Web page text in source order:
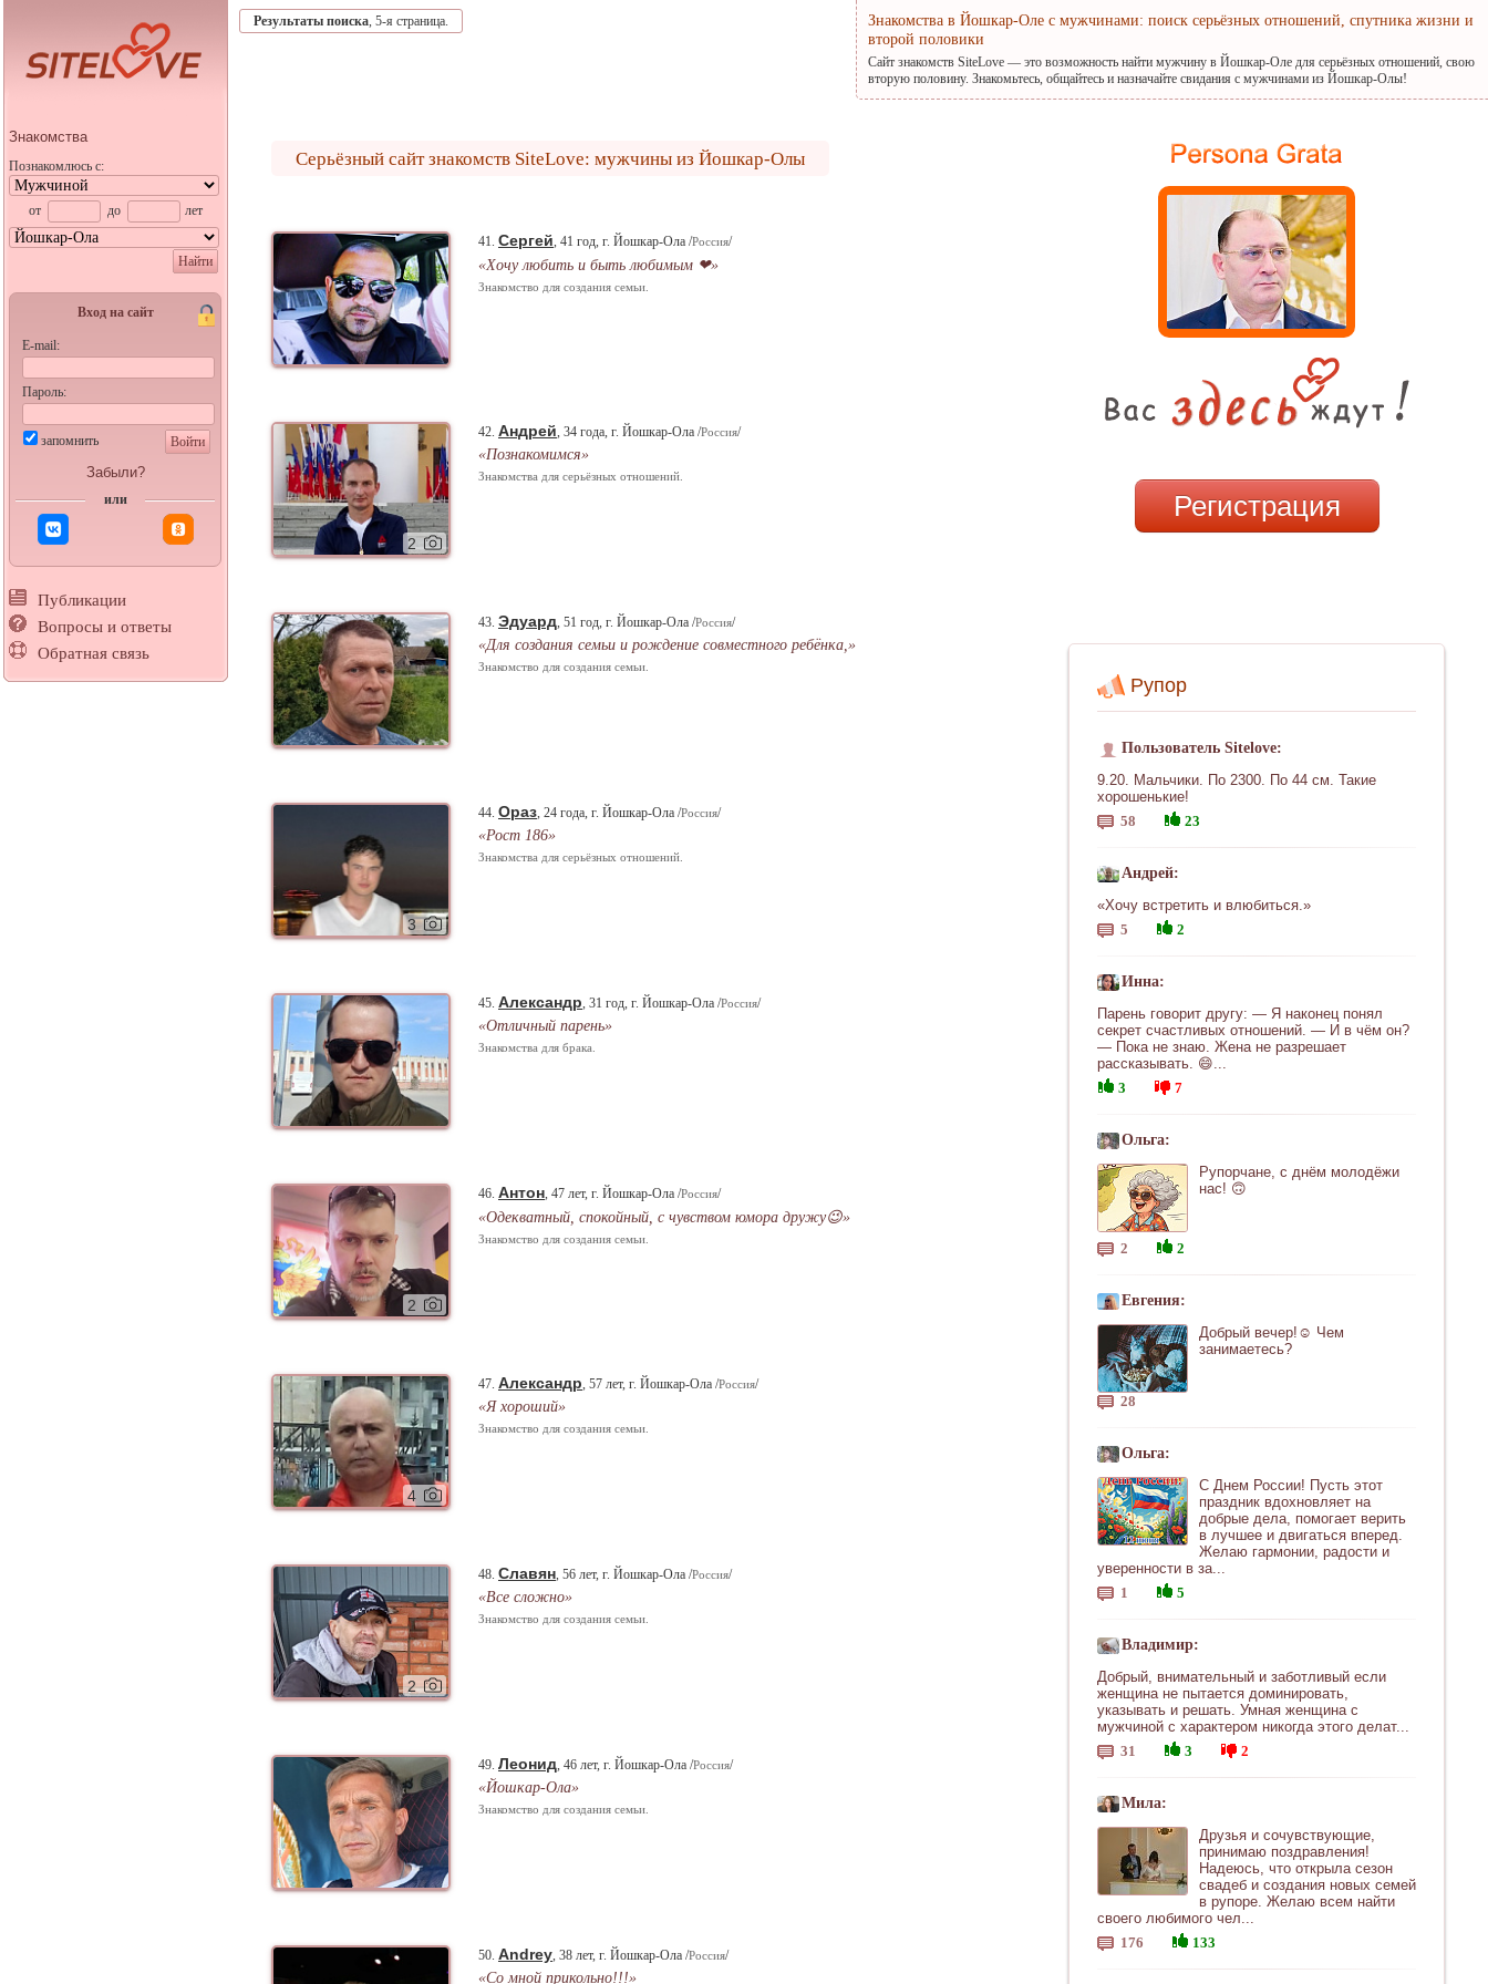
Знакомства
Познакомлюсь с:
от до лет
Найти
Вход на сайт
E-mail:
Пароль:
запомнить Войти
Забыли?
или
Публикации
Вопросы и ответы
Обратная связь
Результаты поиска, 5-я страница.
Знакомства в Йошкар-Оле с мужчинами: поиск серьёзных отношений, спутника жизни и
второй половики
Сайт знакомств SiteLove — это возможность найти мужчину в Йошкар-Оле для серьёзных отношений, свою
вторую половину. Знакомьтесь, общайтесь и назначайте свидания с мужчинами из Йошкар-Олы!
Серьёзный сайт знакомств SiteLove: мужчины из Йошкар-Олы
Регистрация
Рупор
Пользователь Sitelove:
9.20. Мальчики. По 2300. По 44 см. Такие
хорошенькие!
58
23
Андрей:
«Хочу встретить и влюбиться.»
5
2
Инна:
Парень говорит другу: — Я наконец понял
секрет счастливых отношений. — И в чём он?
— Пока не знаю. Жена не разрешает
рассказывать. 😄...
3
7
Ольга:
Рупорчане, с днём молодёжи
нас! 🙃
2 2
Евгения:
Добрый вечер!☺ Чем
занимаетесь?
28
Ольга:
С Днем России! Пусть этот
праздник вдохновляет на
добрые дела, помогает верить
в лучшее и двигаться вперед.
Желаю гармонии, радости и
уверенности в за...
1
5
Владимир:
Добрый, внимательный и заботливый если
женщина не пытается доминировать,
указывать и решать. Умная женщина с
мужчиной с характером никогда этого делат...
31
3 2
Мила:
Друзья и сочувствующие,
принимаю поздравления!
Надеюсь, что открыла сезон
свадеб и создания новых семей
в рупоре. Желаю всем найти
своего любимого чел...
176
133
41. Сергей, 41 год, г. Йошкар-Ола /Россия/
«Хочу любить и быть любимым ❤»
Знакомство для создания семьи.
2
42. Андрей, 34 года, г. Йошкар-Ола /Россия/
«Познакомимся»
Знакомства для серьёзных отношений.
43. Эдуард, 51 год, г. Йошкар-Ола /Россия/
«Для создания семьи и рождение совместного ребёнка,»
Знакомство для создания семьи.
3
44. Ораз, 24 года, г. Йошкар-Ола /Россия/
«Рост 186»
Знакомства для серьёзных отношений.
45. Александр, 31 год, г. Йошкар-Ола /Россия/
«Отличный парень»
Знакомства для брака.
2
46. Антон, 47 лет, г. Йошкар-Ола /Россия/
«Одекватный, спокойный, с чувством юмора дружу😉»
Знакомство для создания семьи.
4
47. Александр, 57 лет, г. Йошкар-Ола /Россия/
«Я хороший»
Знакомство для создания семьи.
2
48. Славян, 56 лет, г. Йошкар-Ола /Россия/
«Все сложно»
Знакомство для создания семьи.
49. Леонид, 46 лет, г. Йошкар-Ола /Россия/
«Йошкар-Ола»
Знакомство для создания семьи.
50. Andrey, 38 лет, г. Йошкар-Ола /Россия/
«Со мной прикольно!!!»